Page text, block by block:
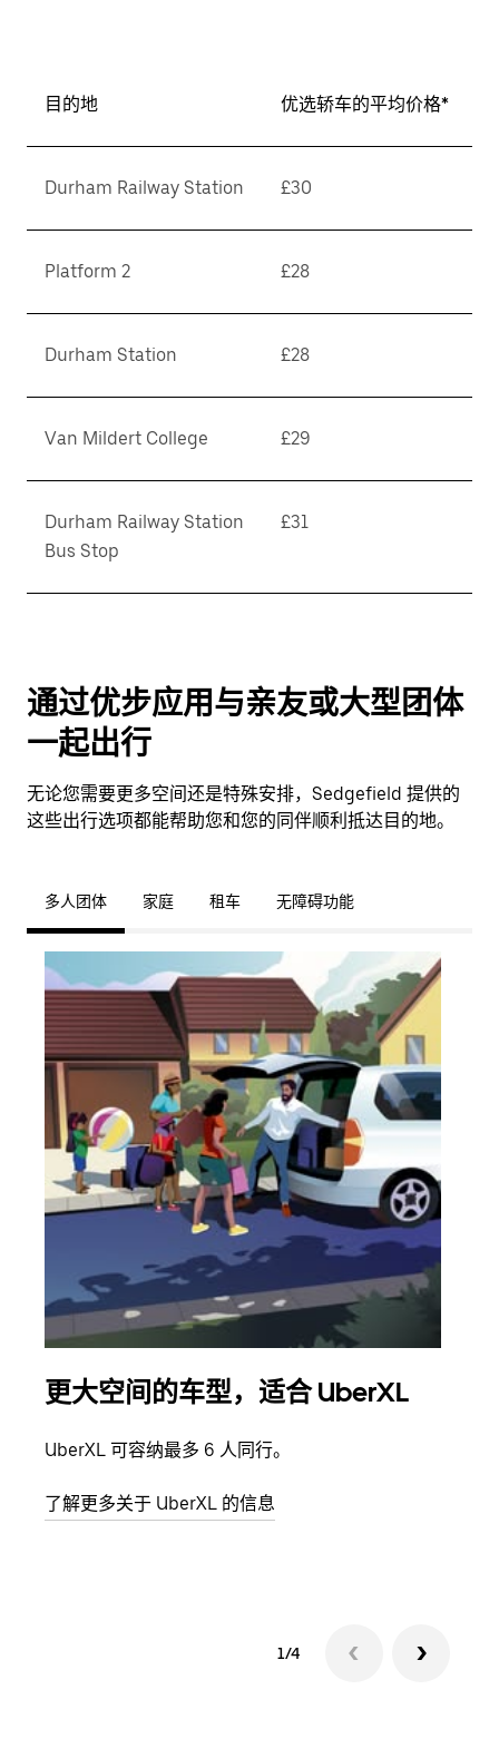
目的地 优选轿车的平均价格*
Durham Railway Station £30
Platform 2 £28
Durham Station £28
Van Mildert College £29
Durham Railway Station
Bus Stop
£31
通过优步应用与亲友或大型团体
一起出行
无论您需要更多空间还是特殊安排，Sedgefield 提供的
这些出行选项都能帮助您和您的同伴顺利抵达目的地。
多人团体 家庭 租车 无障碍功能
更大空间的车型，适合 UberXL
UberXL 可容纳最多 6 人同行。
了解更多关于 UberXL 的信息
1/4